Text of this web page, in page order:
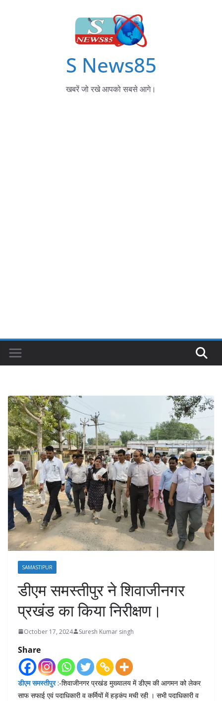
S News85
खबरें जो रखे आपको सबसे आगे।
SAMASTIPUR
डीएम समस्तीपुर ने शिवाजीनगर
प्रखंड का किया निरीक्षण।
October 17, 2024 Suresh Kumar singh
Share
डीएम समस्तीपुर:-शिवाजीनगर प्रखंड मुख्यालय में डीएम की आगमन को लेकर
साफ सफाई एवं पदाधिकारी व कर्मियों में हड़कंप मची रही । सभी पदाधिकारी व